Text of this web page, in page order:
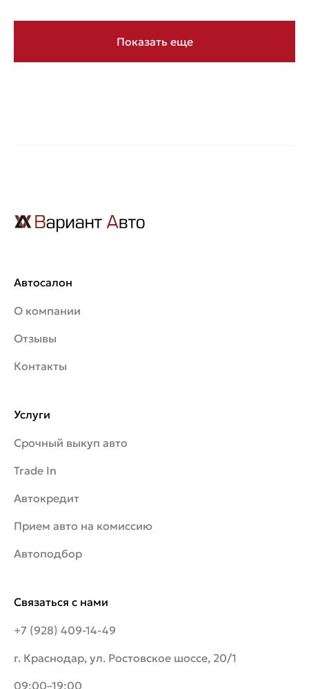
Показать еще
Автосалон
О компании
Отзывы
Контакты
Связаться с нами
+7 (928) 409-14-49
г. Краснодар, ул. Ростовское шоссе, 20/1
09:00–19:00
Услуги
Срочный выкуп авто
Trade In
Автокредит
Прием авто на комиссию
Автоподбор